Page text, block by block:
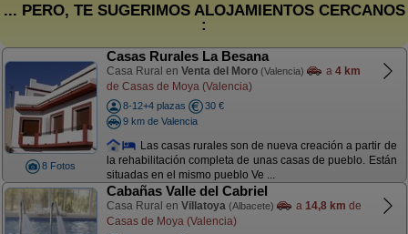
... PERO, TE SUGERIMOS ALOJAMIENTOS CERCANOS
:
8 Fotos
Casas Rurales La Besana
Casa Rural en Venta del Moro (Valencia) a 4 km
de Casas de Moya (Valencia)
8-12+4 plazas
30 €
9 km de Valencia
Las casas rurales son de nueva creación a partir de
la rehabilitación completa de unas casas de pueblo. Están
situadas en el mismo pueblo Ve ...
Cabañas Valle del Cabriel
Casa Rural en Villatoya (Albacete) a 14,8 km de
Casas de Moya (Valencia)